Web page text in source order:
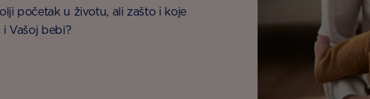
početak u životu, ali zašto i koje
Vašoj bebi?